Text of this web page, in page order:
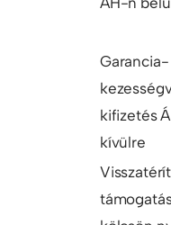
Garancia-
kifizetés
kívülre